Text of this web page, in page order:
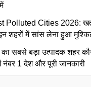
Polluted Cities 2026:
शहरों में सांस लेना हुआ
सबसे बड़ा उत्पादक शहर
नंबर 1 देश और पूरी जानकारी